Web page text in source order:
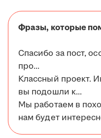
Фразы, которые
Спасибо за пост,
про...
Классный проект.
вы подошли к...
Мы работаем в
нам будет